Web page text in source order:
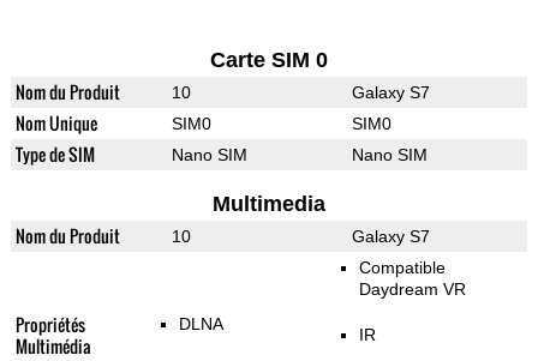
Carte SIM 0
Nom du Produit 10 Galaxy S7
Nom Unique SIM0 SIM0
Type de SIM Nano SIM Nano SIM
Multimedia
Nom du Produit 10 Galaxy S7
Propriétés
Multimédia
DLNA
Compatible
Daydream VR
IR